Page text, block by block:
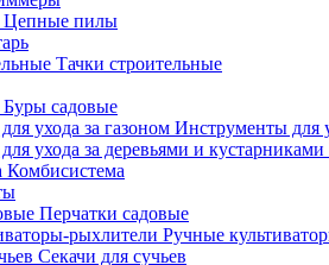
Цепные пилы
Тачки строительные
Буры садовые
Инструменты для
Комбисистема
Перчатки садовые
Ручные
Секачи для сучьев